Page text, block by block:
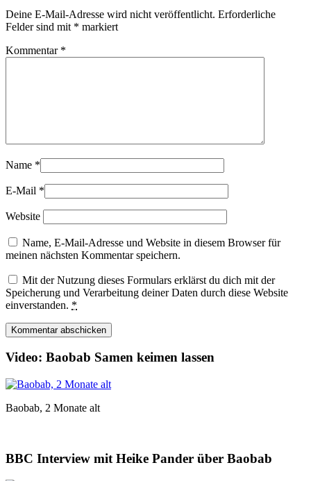
Deine E-Mail-Adresse wird nicht veröffentlicht. Erforderliche
Felder sind mit * markiert
Kommentar *
Name *
E-Mail *
Website
Name, E-Mail-Adresse und Website in diesem Browser für
meinen nächsten Kommentar speichern.
Mit der Nutzung dieses Formulars erklärst du dich mit der
Speicherung und Verarbeitung deiner Daten durch diese Website
einverstanden. *
Video: Baobab Samen keimen lassen
Baobab, 2 Monate alt
BBC Interview mit Heike Pander über Baobab